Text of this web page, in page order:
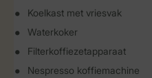
Koelkast met vriesvak
Waterkoker
Filterkoffiezetapparaat
Nespresso koffiemachine